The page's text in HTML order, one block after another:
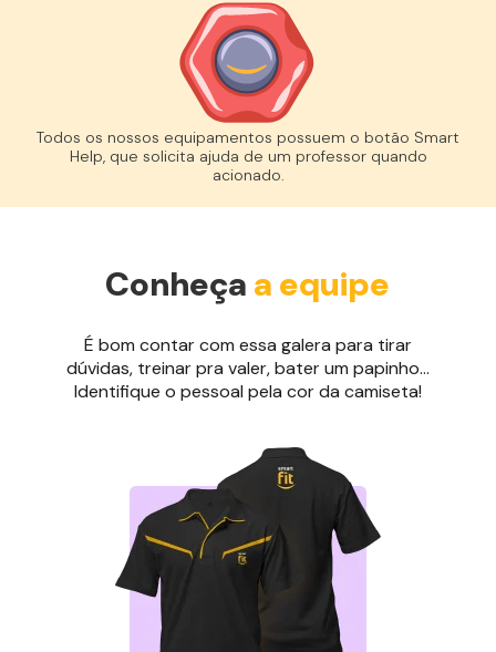
Todos os nossos equipamentos possuem o botão Smart
Help, que solicita ajuda de um professor quando
acionado.
Conheça a equipe
É bom contar com essa galera para tirar
dúvidas, treinar pra valer, bater um papinho...
Identifique o pessoal pela cor da camiseta!